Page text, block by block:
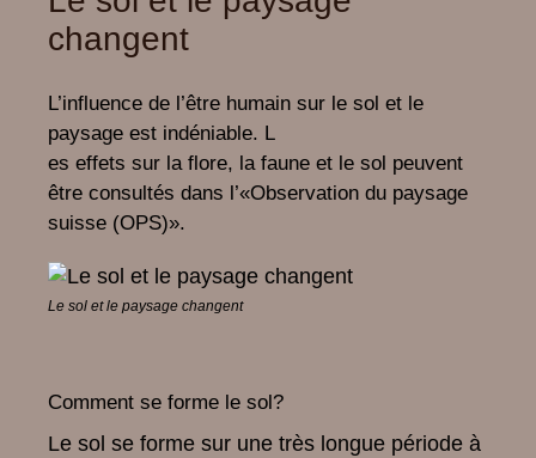
changent
L’influence de l’être humain sur le sol et le
paysage est indéniable. L
es effets sur la flore, la faune et le sol peuvent
être consultés dans l’«Observation du paysage
suisse (OPS)».
Le sol et le paysage changent
Comment se forme le sol?
Le sol se forme sur une très longue période à